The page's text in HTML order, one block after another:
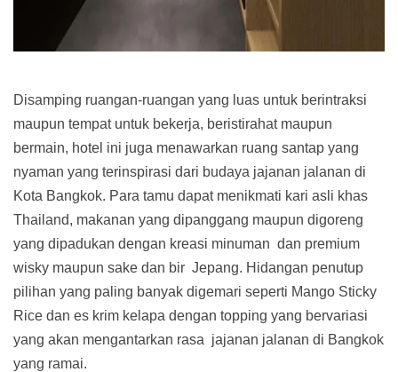
Disamping ruangan-ruangan yang luas untuk berintraksi
maupun tempat untuk bekerja, beristirahat maupun
bermain, hotel ini juga menawarkan ruang santap yang
nyaman yang terinspirasi dari budaya jajanan jalanan di
Kota Bangkok. Para tamu dapat menikmati kari asli khas
Thailand, makanan yang dipanggang maupun digoreng
yang dipadukan dengan kreasi minuman dan premium
wisky maupun sake dan bir Jepang. Hidangan penutup
pilihan yang paling banyak digemari seperti Mango Sticky
Rice dan es krim kelapa dengan topping yang bervariasi
yang akan mengantarkan rasa jajanan jalanan di Bangkok
yang ramai.